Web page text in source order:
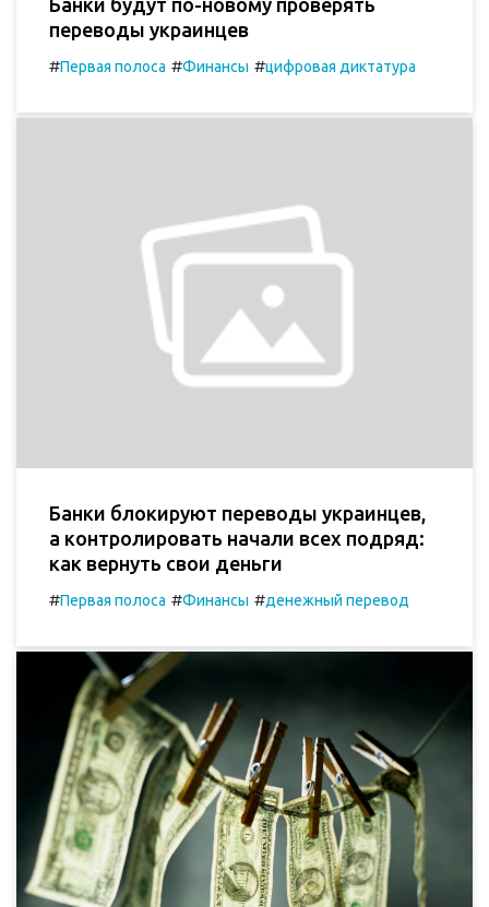
Банки будут по-новому проверять
переводы украинцев
#Первая полоса #Финансы #цифровая диктатура
Банки блокируют переводы украинцев,
а контролировать начали всех подряд:
как вернуть свои деньги
#Первая полоса #Финансы #денежный перевод